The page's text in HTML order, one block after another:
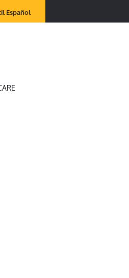
Español